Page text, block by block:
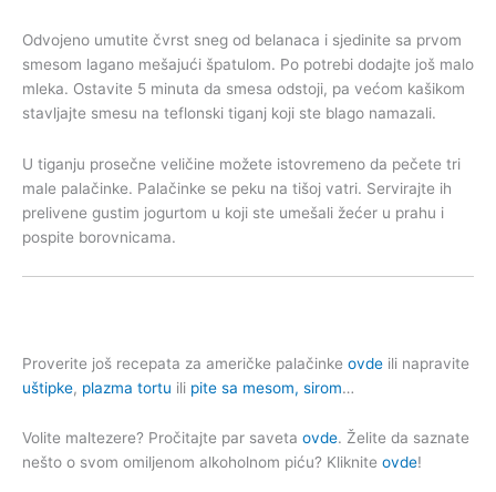
Odvojeno umutite čvrst sneg od belanaca i sjedinite sa prvom
smesom lagano mešajući špatulom. Po potrebi dodajte još malo
mleka. Ostavite 5 minuta da smesa odstoji, pa većom kašikom
stavljajte smesu na teflonski tiganj koji ste blago namazali.
U tiganju prosečne veličine možete istovremeno da pečete tri
male palačinke. Palačinke se peku na tišoj vatri. Servirajte ih
prelivene gustim jogurtom u koji ste umešali žećer u prahu i
pospite borovnicama.
Proverite još recepata za američke palačinke ovde ili napravite
uštipke, plazma tortu ili pite sa mesom, sirom…
Volite maltezere? Pročitajte par saveta ovde. Želite da saznate
nešto o svom omiljenom alkoholnom piću? Kliknite ovde!